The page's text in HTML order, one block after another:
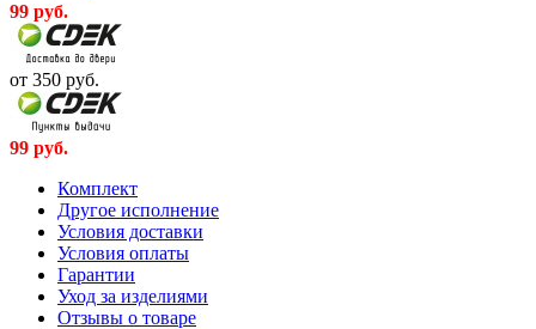
99 руб.
от 350 руб.
99 руб.
Комплект
Другое исполнение
Условия доставки
Условия оплаты
Гарантии
Уход за изделиями
Отзывы о товаре